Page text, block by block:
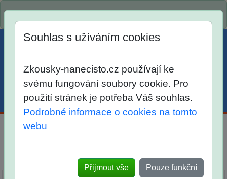
Menu Účet Košík
Souhlas s užíváním cookies
Zkousky-nanecisto.cz používají ke
svému fungování soubory cookie. Pro
použití stránek je potřeba Váš souhlas.
Podrobné informace o cookies na tomto
webu
Přijmout vše Pouze funkční